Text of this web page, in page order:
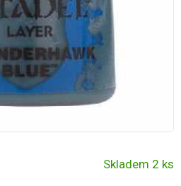
Skladem 2 ks